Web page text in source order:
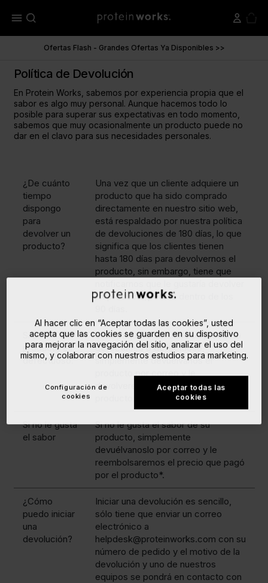
menu
Ofertas Flash - Grandes Ofertas Ya Disponibles >>
Política de Devolución
En Protein Works, sabemos por experiencia propia que el
sabor es algo muy personal. Aunque hacemos todo lo
posible para superar sus expectativas en todo momento,
sabemos que muy ocasionalmente un producto puede no
dar en el clavo para sus necesidades personales.
¿De cuánto
tiempo
dispongo
para
devolver un
producto?
Una vez que un cliente adquiere un
producto que ha sido comprado
directamente en nuestro sitio web,
está respaldado por nuestra política
de devoluciones de 180 días, lo que
significa que los clientes tienen
hasta 180 días para devolvernos el
producto, sin embargo, tiene que
un producto/pedido dentro de los
Si su
producto es
defectuoso.
Si su paquete contiene un producto
defectuoso o defectuoso,
simplemente devuélvanos el
producto por correo y le
devolveremos el valor total del
Si no le gusta
el sabor
Si no le gusta el sabor de su
producto, simplemente
devuélvanoslo por correo y le
reembolsaremos el precio que pagó
por el producto*.
¿Cómo
puedo iniciar
una
devolución?
Iniciar una devolución es sencillo,
sólo tiene que enviar un correo
electrónico a
helpdesk@proteinworks.com con su
número de pedido y el motivo de la
devolución y uno de nuestros
equipos se pondrá en contacto con
Al hacer clic en “Aceptar todas las cookies”, usted
acepta que las cookies se guarden en su dispositivo
para mejorar la navegación del sitio, analizar el uso del
mismo, y colaborar con nuestros estudios para marketing.
Aceptar todas las
cookies
Configuración de
cookies